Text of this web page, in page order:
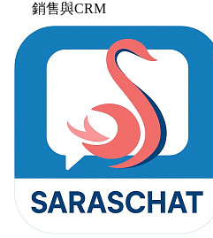
銷售與CRM